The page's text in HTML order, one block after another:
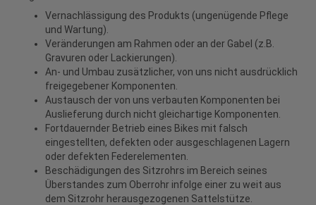
Vernachlässigung des Produkts (ungenügende Pflege
und Wartung).
Veränderungen am Rahmen oder an der Gabel (z.B.
Gravuren oder Lackierungen).
An- und Umbau zusätzlicher, von uns nicht ausdrücklich
freigegebener Komponenten.
Austausch der von uns verbauten Komponenten bei
Auslieferung durch nicht gleichartige Komponenten.
Fortdauernder Betrieb eines Bikes mit falsch
eingestellten, defekten oder ausgeschlagenen Lagern
oder defekten Federelementen.
Beschädigungen des Sitzrohrs im Bereich seines
Überstandes zum Oberrohr infolge einer zu weit aus
dem Sitzrohr herausgezogenen Sattelstütze.